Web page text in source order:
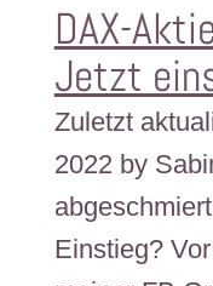
DAX-
Jetzt
Zuletzt
2022 by
Einstieg?